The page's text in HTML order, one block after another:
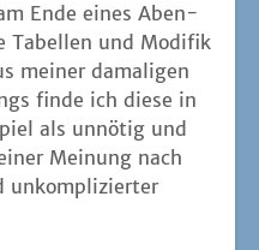
Ende eines Aben­
Tabel­len und Modi­fi­k
mei­ner dama­li­gen
fin­de ich die­se in
als unnö­tig und
Mei­nung nach
unkom­pli­zier­ter